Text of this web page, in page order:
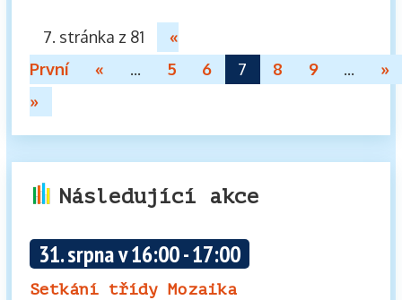
7. stránka z 81
«
První
« ... 5 6 7 8 9 ...
»
»
Následující akce
31. srpna v 16:00-17:00
Setkání třídy Mozaika